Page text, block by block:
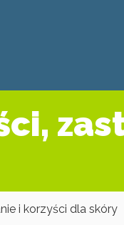
i korzyści dla skóry